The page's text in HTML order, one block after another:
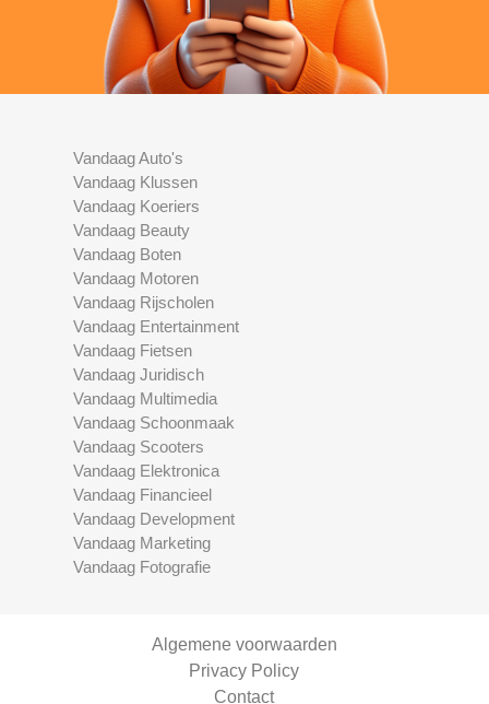
Vandaag Auto's
Vandaag Klussen
Vandaag Koeriers
Vandaag Beauty
Vandaag Boten
Vandaag Motoren
Vandaag Rijscholen
Vandaag Entertainment
Vandaag Fietsen
Vandaag Juridisch
Vandaag Multimedia
Vandaag Schoonmaak
Vandaag Scooters
Vandaag Elektronica
Vandaag Financieel
Vandaag Development
Vandaag Marketing
Vandaag Fotografie
Algemene voorwaarden
Privacy Policy
Contact